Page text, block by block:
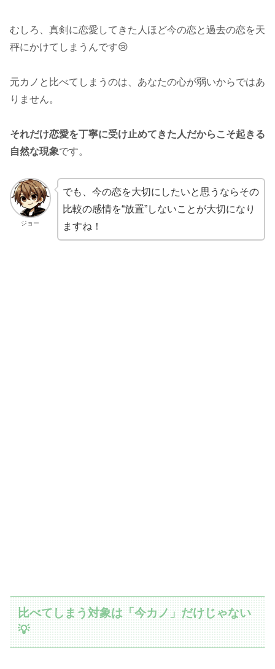
むしろ、真剣に恋愛してきた人ほど今の恋と過去の恋を天
秤にかけてしまうんです😢
元カノと比べてしまうのは、あなたの心が弱いからではあ
りません。
それだけ恋愛を丁寧に受け止めてきた人だからこそ起きる
自然な現象です。
ジョー
でも、今の恋を大切にしたいと思うならその
比較の感情を“放置”しないことが大切になり
ますね！
比べてしまう対象は「今カノ」だけじゃない
💡